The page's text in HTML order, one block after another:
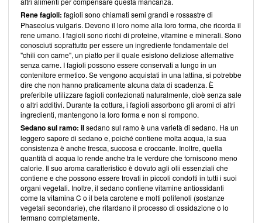
Rene fagioli: fagioli sono chiamati semi grandi e rossastre di
Phaseolus vulgaris. Devono il loro nome alla loro forma, che ricorda il
rene umano. I fagioli sono ricchi di proteine, vitamine e minerali. Sono
conosciuti soprattutto per essere un ingrediente fondamentale del
"chili con carne", un piatto per il quale esistono deliziose alternative
senza carne. I fagioli possono essere conservati a lungo in un
contenitore ermetico. Se vengono acquistati in una lattina, si potrebbe
dire che non hanno praticamente alcuna data di scadenza. È
preferibile utilizzare fagioli confezionati naturalmente, cioè senza sale
o altri additivi. Durante la cottura, i fagioli assorbono gli aromi di altri
ingredienti, mantengono la loro forma e non si rompono.
Sedano sul ramo: ilsedano sul ramo è una varietà di sedano. Ha un
leggero sapore di sedano e, poiché contiene molta acqua, la sua
consistenza è anche fresca, succosa e croccante. Inoltre, quella
quantità di acqua lo rende anche tra le verdure che forniscono meno
calorie. Il suo aroma caratteristico è dovuto agli olii essenziali che
contiene e che possono essere trovati in piccoli condotti in tutti i suoi
organi vegetali. Inoltre, il sedano contiene vitamine antiossidanti
come la vitamina C o il beta carotene e molti polifenoli (sostanze
vegetali secondarie), che ritardano il processo di ossidazione o lo
fermano completamente.